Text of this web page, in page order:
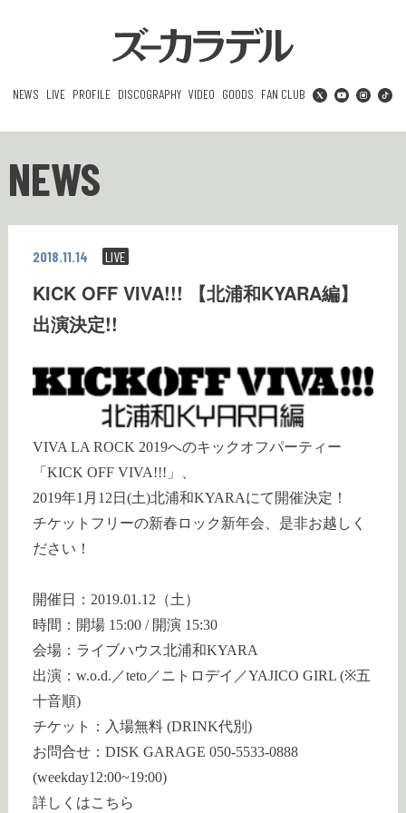
NEWS LIVE PROFILE DISCOGRAPHY VIDEO GOODS FAN CLUB
NEWS
2018.11.14 LIVE
KICK OFF VIVA!!! 【北浦和KYARA編】
出演決定!!
VIVA LA ROCK 2019へのキックオフパーティー
「KICK OFF VIVA!!!」、
2019年1月12日(土)北浦和KYARAにて開催決定！
チケットフリーの新春ロック新年会、是非お越しく
ださい！
開催日：2019.01.12（土）
時間：開場 15:00 / 開演 15:30
会場：ライブハウス北浦和KYARA
出演：w.o.d.／teto／ニトロデイ／YAJICO GIRL (※五
十音順)
チケット：入場無料 (DRINK代別)
お問合せ：DISK GARAGE 050-5533-0888
(weekday12:00~19:00)
詳しくはこちら